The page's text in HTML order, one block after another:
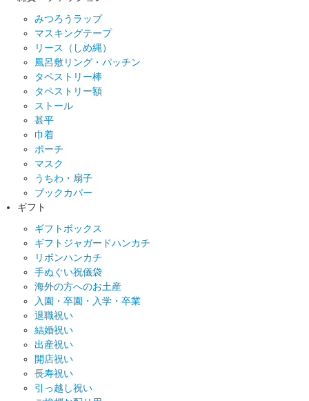
みつろうラップ
マスキングテープ
リース（しめ縄）
風呂敷リング・パッチン
タペストリー棒
タペストリー額
ストール
甚平
巾着
ポーチ
マスク
うちわ・扇子
ブックカバー
ギフト
ギフトボックス
ギフトジャガードハンカチ
リボンハンカチ
手ぬぐい祝儀袋
海外の方へのお土産
入園・卒園・入学・卒業
退職祝い
結婚祝い
出産祝い
開店祝い
長寿祝い
引っ越し祝い